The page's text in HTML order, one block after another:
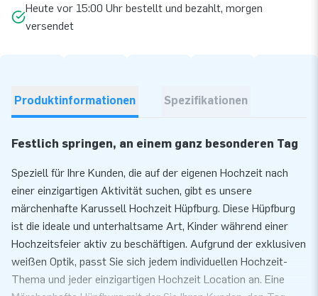
Heute vor 15:00 Uhr bestellt und bezahlt, morgen
versendet
Produktinformationen Spezifikationen
Festlich springen, an einem ganz besonderen Tag
Speziell für Ihre Kunden, die auf der eigenen Hochzeit nach
einer einzigartigen Aktivität suchen, gibt es unsere
märchenhafte Karussell Hochzeit Hüpfburg. Diese Hüpfburg
ist die ideale und unterhaltsame Art, Kinder während einer
Hochzeitsfeier aktiv zu beschäftigen. Aufgrund der exklusiven
weißen Optik, passt Sie sich jedem individuellen Hochzeit-
Thema und jeder einzigartigen Hochzeit Location an. Eine